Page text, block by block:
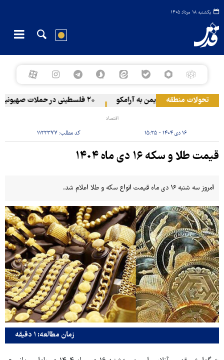
یکشنبه ۱۸ مرداد ۱۴۰۵
تحولات منطقهحمله یمن به آرامکو ۲۰ فلسطینی در حملات صهیونیست‌ها و شهرک‌نشینان در کرانه باختری زخمی شدند
اقتصاد
۱۶ دی ۱۴۰۴ - ۱۵:۲۵ کد مطلب:۱۱۲۲۳۷۷
قیمت طلا و سکه ١۶ دی ماه ١۴٠۴
امروز سه شنبه ١۶ دی ماه قیمت انواع سکه و طلا اعلام شد.
زمان مطالعه: ۱ دقیقه